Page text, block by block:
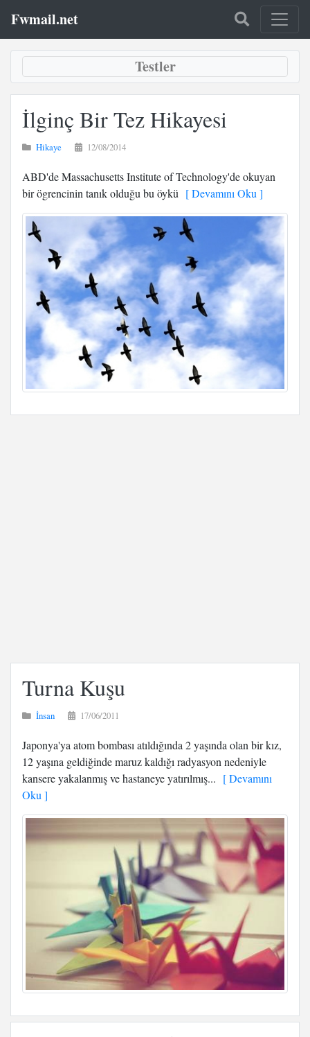
Fwmail.net
Testler
İlginç Bir Tez Hikayesi
Hikaye 12/08/2014
ABD'de Massachusetts Institute of Technology'de okuyan
bir ögrencinin tanık olduğu bu öykü [ Devamını Oku ]
Turna Kuşu
İnsan 17/06/2011
Japonya'ya atom bombası atıldığında 2 yaşında olan bir kız,
12 yaşına geldiğinde maruz kaldığı radyasyon nedeniyle
kansere yakalanmış ve hastaneye yatırılmış... [ Devamını
Oku ]